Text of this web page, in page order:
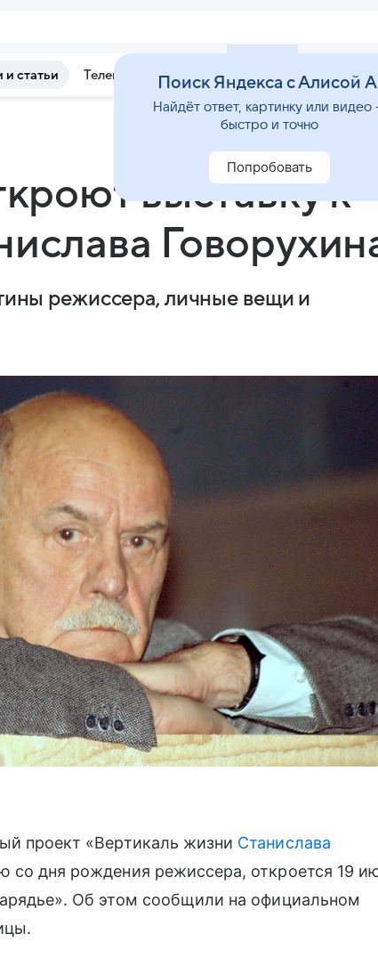
и статьи Телепрограмма Звезды
выставку к
режиссера, личные вещи и
проект «Вертикаль жизни Станислава
со дня рождения режиссера, откроется 19
Об этом сообщили на официальном
Поиск Яндекса с Алисой AI
Найдёт ответ, картинку или видео
быстро и точно
Попробовать